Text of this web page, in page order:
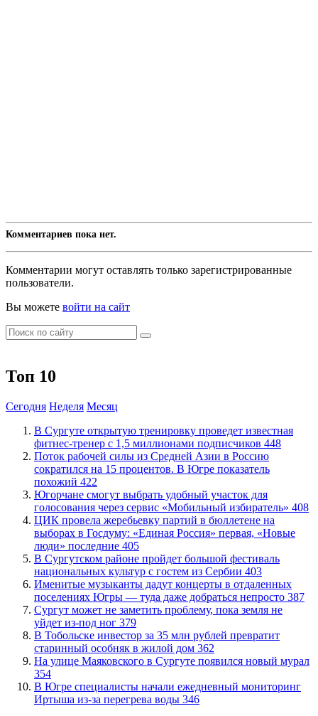
Комментариев пока нет.
Комментарии могут оставлять только зарегистрированные
пользователи.
Вы можете войти на сайт
Топ 10
Сегодня Неделя Месяц
В Сургуте открытую тренировку проведет известная
фитнес-тренер с 1,5 миллионами подписчиков 448
Поток рабочей силы из Средней Азии в Россию
сократился на 15 процентов. В Югре показатель
похожий 422
Югорчане смогут выбрать удобный участок для
голосования через сервис «Мобильный избиратель» 408
ЦИК провела жеребьевку партий в бюллетене на
выборах в Госдуму: «Единая Россия» первая, «Новые
люди» последние 405
В Сургутском районе пройдет большой фестиваль
национальных культур с гостем из Сербии 403
Именитые музыканты дадут концерты в отдаленных
поселениях Югры — туда даже добраться непросто 387
Сургут может не заметить проблему, пока земля не
уйдет из-под ног 379
В Тобольске инвестор за 35 млн рублей превратит
старинный особняк в жилой дом 362
​На улице Маяковского в Сургуте появился новый мурал
354
В Югре специалисты начали ежедневный мониторинг
Иртыша из-за перегрева воды 346